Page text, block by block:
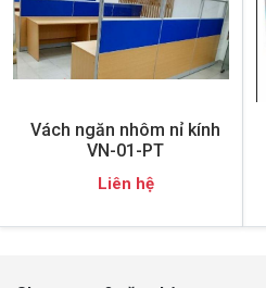
Vách ngăn nhôm nỉ kính
VN-01-PT
Liên hệ